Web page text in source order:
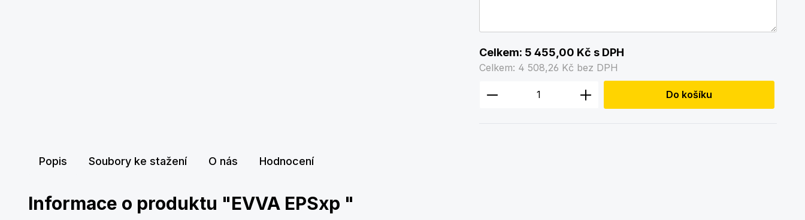
Celkem: 5 455,00 Kč s DPH
Celkem: 4 508,26 Kč bez DPH
Množství produktu: Zadejte požadované
Do košíku
Popis Soubory ke stažení O nás Hodnocení
Informace o produktu "EVVA EPSxp "